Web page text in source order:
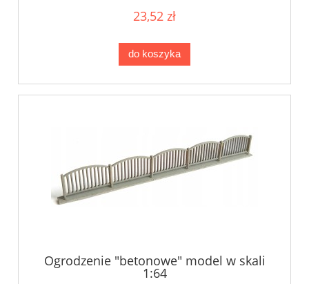
23,52 zł
do koszyka
Ogrodzenie "betonowe" model w skali
1:64